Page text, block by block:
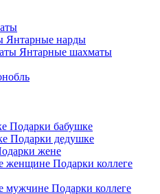
Янтарные нарды
Янтарные шахматы
Подарки бабушке
Подарки дедушке
жене
Подарки коллеге
Подарки коллеге